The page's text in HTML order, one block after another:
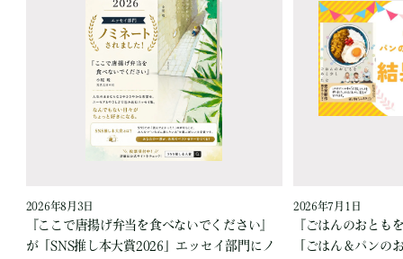
2026年8月3日
『ここで唐揚げ弁当を食べないでください』
が「SNS推し本大賞2026」エッセイ部門にノ
2026年7月1日
『ごはんのおとも
「ごはん＆パンの